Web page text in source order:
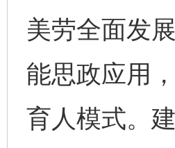
美劳全面发
能思政应用
育人模式。